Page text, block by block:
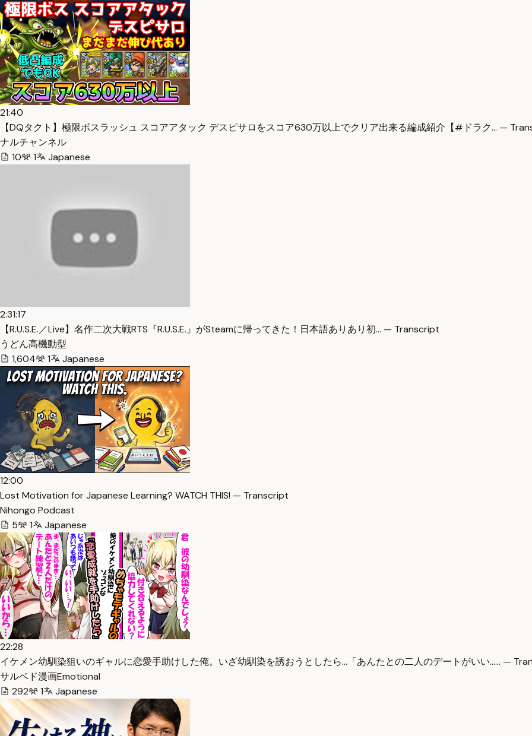
21:40
【DQタクト】極限ボスラッシュ スコアアタック デスピサロをスコア630万以上でクリア出来る編成紹介【#ドラク… —
ナルチャンネル
10
1 Japanese
2:31:17
【R.U.S.E.／Live】名作二次大戦RTS『R.U.S.E.』がSteamに帰ってきた！日本語ありあり初… — Transcript
うどん高機動型
1,604
1 Japanese
12:00
Lost Motivation for Japanese Learning? WATCH THIS! — Transcript
Nihongo Podcast
5
1 Japanese
22:28
イケメン幼馴染狙いのギャルに恋愛手助けした俺。いざ幼馴染を誘おうとしたら…「あんたとの二人のデートがいい…… —
サルベド漫画Emotional
292
1 Japanese